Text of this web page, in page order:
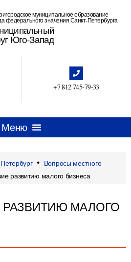
муниципальное образование
федерального значения Санкт-Петербурга
Юго-Запад
+7 812 745‑79-33
• Вопросы местного
развитию малого бизнеса
РАЗВИТИЮ МАЛОГО